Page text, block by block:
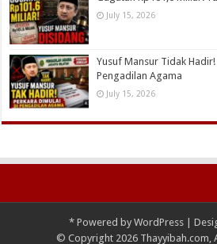
July 15, 2026
Yusuf Mansur Tidak
Pengadilan Agama
July 15, 2026
*Powered by WordPress|
© Copyright 2026 Thayyibah.com,